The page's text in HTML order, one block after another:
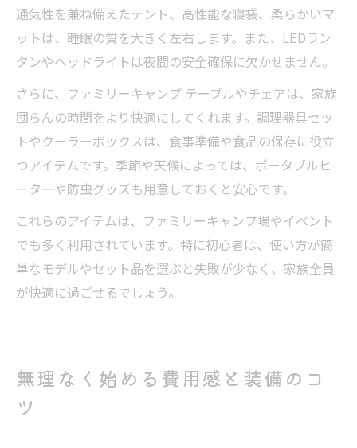
通気性を兼ね備えたテント、高性能な寝袋、柔らかいマ
ットは、睡眠の質を大きく左右します。また、LEDラン
タンやヘッドライトは夜間の安全確保に欠かせません。
さらに、ファミリーキャンプ テーブルやチェアは、家族
団らんの時間をより快適にしてくれます。調理器具セッ
トやクーラーボックスは、食事準備や食品の保存に役立
つアイテムです。季節や天候によっては、ポータブルヒ
ーターや防虫グッズも用意しておくと安心です。
これらのアイテムは、ファミリーキャンプ場やイベント
でも多く利用されています。特に初心者は、使い方が簡
単なモデルやセット品を選ぶと失敗が少なく、家族全員
が快適に過ごせるでしょう。
無理なく始める費用感と装備のコ
ツ